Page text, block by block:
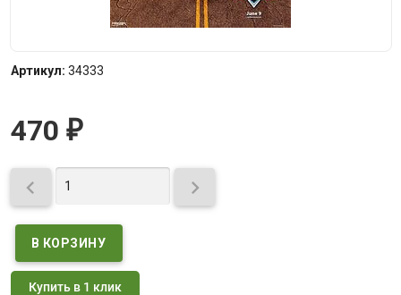
Артикул: 34333
470 ₽
 
Купить в 1 клик